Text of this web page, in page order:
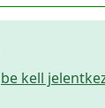
be kell